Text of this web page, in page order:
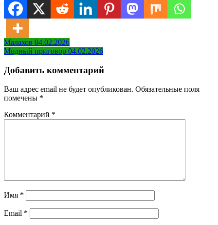
Навигация
по
записям
Малахов 04.02.2026
Модный приговор 04.02.2026
Добавить комментарий
Ваш адрес email не будет опубликован. Обязательные поля
помечены *
Комментарий *
Имя *
Email *